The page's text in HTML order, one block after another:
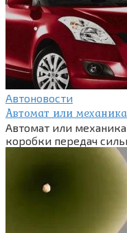
Автоновости
Автомат или
Автомат или
коробки передач